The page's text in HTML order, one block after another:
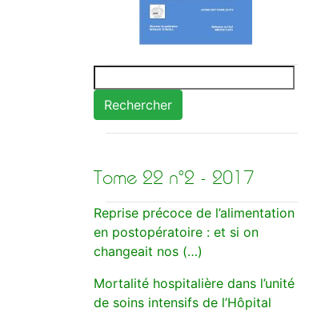
Rechercher
Tome 22 n°2 - 2017
Reprise précoce de l’alimentation
en postopératoire : et si on
changeait nos (…)
Mortalité hospitalière dans l’unité
de soins intensifs de l’Hôpital